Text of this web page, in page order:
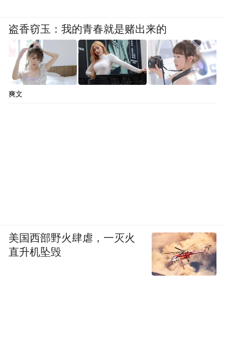
盗香窃玉：我的青春就是赌出来的
爽文
美国西部野火肆虐，一灭火
直升机坠毁